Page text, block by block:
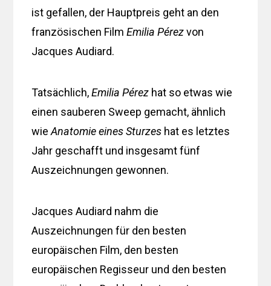
ist gefallen, der Hauptpreis geht an den
französischen FilmEmilia Pérezvon
Jacques Audiard.
Tatsächlich,Emilia Pérez hat so etwas wie
einen sauberen Sweep gemacht, ähnlich
wieAnatomie eines Sturzes hat es letztes
Jahr geschafft und insgesamt fünf
Auszeichnungen gewonnen.
Jacques Audiard nahm die
Auszeichnungen für den besten
europäischen Film, den besten
europäischen Regisseur und den besten